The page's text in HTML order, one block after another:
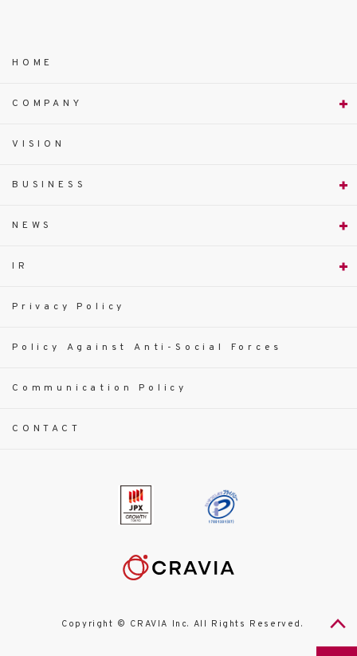
HOME
COMPANY
VISION
BUSINESS
NEWS
IR
Privacy Policy
Policy Against Anti-Social Forces
Communication Policy
CONTACT
Copyright © CRAVIA Inc. All Rights Reserved.